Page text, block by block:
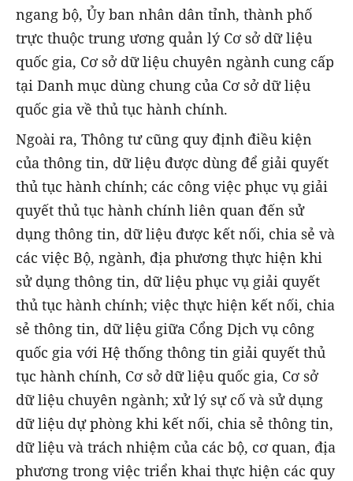
ngang bộ, Ủy ban nhân dân tỉnh, thành phố
trực thuộc trung ương quản lý Cơ sở dữ liệu
quốc gia, Cơ sở dữ liệu chuyên ngành cung cấp
tại Danh mục dùng chung của Cơ sở dữ liệu
quốc gia về thủ tục hành chính.
Ngoài ra, Thông tư cũng quy định điều kiện
của thông tin, dữ liệu được dùng để giải quyết
thủ tục hành chính; các công việc phục vụ giải
quyết thủ tục hành chính liên quan đến sử
dụng thông tin, dữ liệu được kết nối, chia sẻ và
các việc Bộ, ngành, địa phương thực hiện khi
sử dụng thông tin, dữ liệu phục vụ giải quyết
thủ tục hành chính; việc thực hiện kết nối, chia
sẻ thông tin, dữ liệu giữa Cổng Dịch vụ công
quốc gia với Hệ thống thông tin giải quyết thủ
tục hành chính, Cơ sở dữ liệu quốc gia, Cơ sở
dữ liệu chuyên ngành; xử lý sự cố và sử dụng
dữ liệu dự phòng khi kết nối, chia sẻ thông tin,
dữ liệu và trách nhiệm của các bộ, cơ quan, địa
phương trong việc triển khai thực hiện các quy